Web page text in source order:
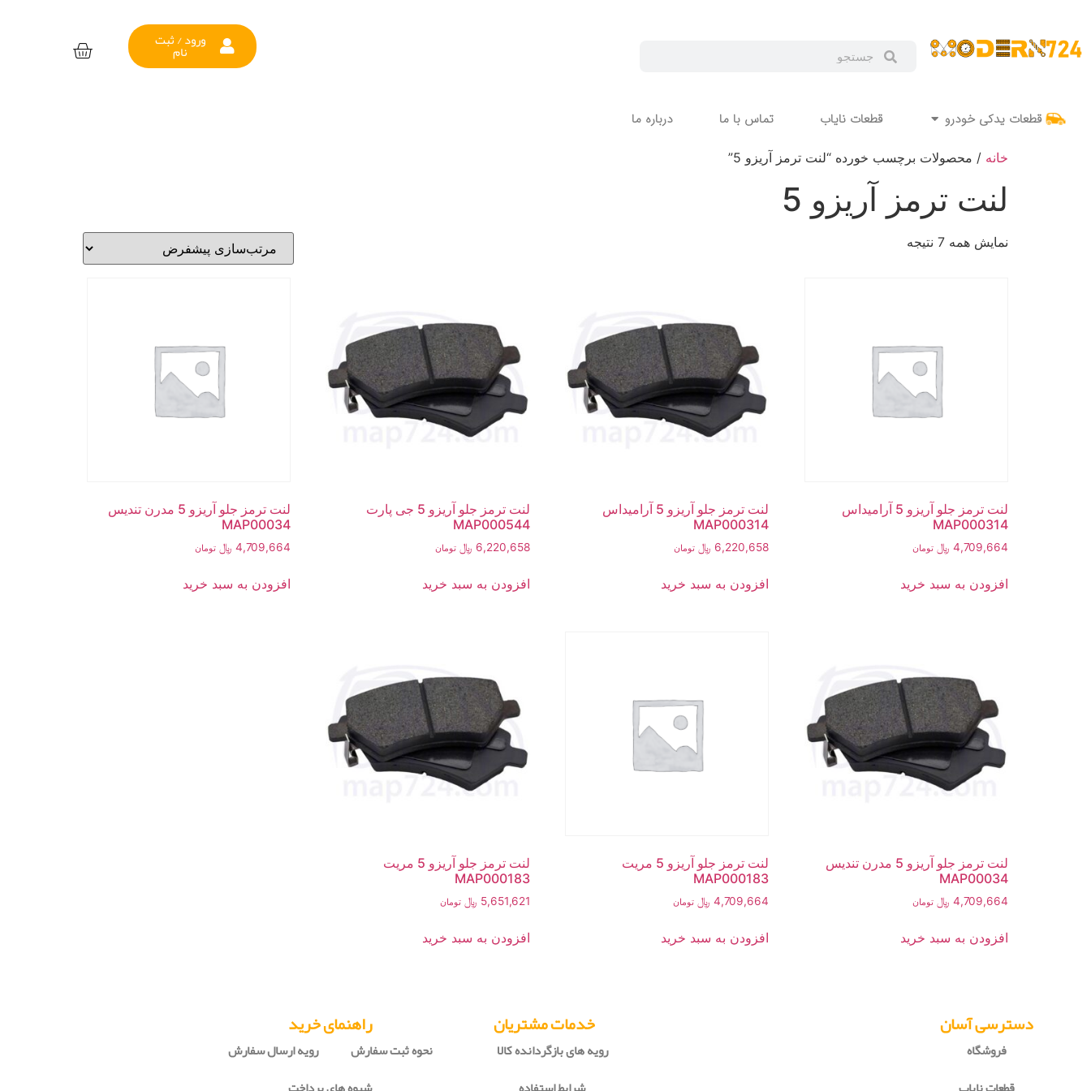
ورود / ثبت
نام
قطعات یدکی خودرو قطعات نایاب تماس با ما درباره ما
خانه / محصولات برچسب خورده “لنت ترمز آریزو 5”
لنت ترمز آریزو 5
نمایش همه 7 نتیجه
لنت ترمز جلو آریزو 5 آرامیداس
MAP000314
4,709,664 ﷼ تومان
افزودن به سبد خرید
لنت ترمز جلو آریزو 5 آرامیداس
MAP000314
6,220,658 ﷼ تومان
افزودن به سبد خرید
لنت ترمز جلو آریزو 5 جی پارت
MAP000544
6,220,658 ﷼ تومان
افزودن به سبد خرید
لنت ترمز جلو آریزو 5 مدرن تندیس
MAP00034
4,709,664 ﷼ تومان
افزودن به سبد خرید
لنت ترمز جلو آریزو 5 مدرن تندیس
MAP00034
4,709,664 ﷼ تومان
افزودن به سبد خرید
لنت ترمز جلو آریزو 5 مریت
MAP000183
4,709,664 ﷼ تومان
افزودن به سبد خرید
لنت ترمز جلو آریزو 5 مریت
MAP000183
5,651,621 ﷼ تومان
افزودن به سبد خرید
دسترسی آسان
فروشگاه
خدمات مشتریان
رویه های بازگردانده کالا
راهنمای خرید
نحوه ثبت سفارش
رویه ارسال سفارش